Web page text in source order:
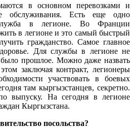
в основном перевозками и
обслуживания. Есть еще одно
в легионе. Во Франции
в легионе и это самый быстрый
гражданство. Самое главное
Для службы в легионе не
было прошлое. Можно даже назвать
заключая контракт, легионеры
участвовать в боевых
там кыргызстанцев, секретно.
выпуску. На сегодня в легионе
Кыргызстана.
посольства?